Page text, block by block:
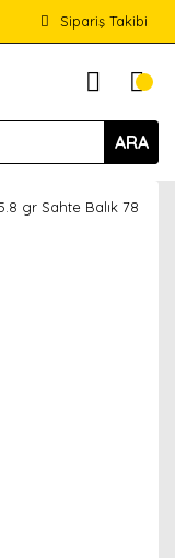
Sipariş Takibi
ARA